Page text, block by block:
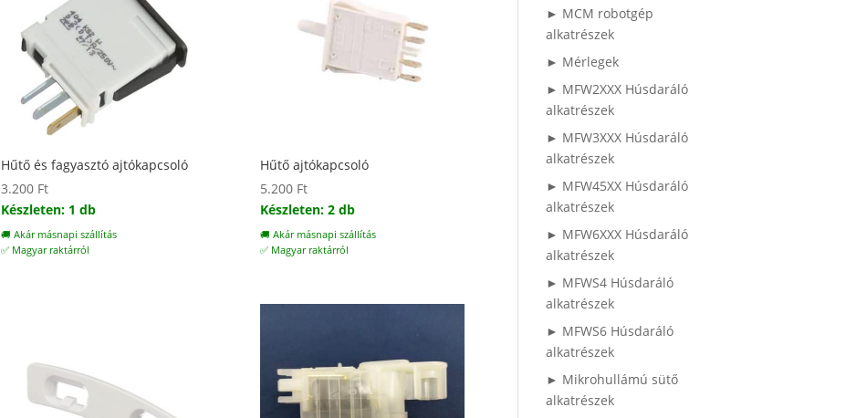
Hűtő és fagyasztó ajtókapcsoló
3.200 Ft
Készleten: 1 db
🚚 Akár másnapi szállítás
✅ Magyar raktárról
Hűtő ajtókapcsoló
5.200 Ft
Készleten: 2 db
🚚 Akár másnapi szállítás
✅ Magyar raktárról
► MCM robotgép
alkatrészek
► Mérlegek
► MFW2XXX Húsdaráló
alkatrészek
► MFW3XXX Húsdaráló
alkatrészek
► MFW45XX Húsdaráló
alkatrészek
► MFW6XXX Húsdaráló
alkatrészek
► MFWS4 Húsdaráló
alkatrészek
► MFWS6 Húsdaráló
alkatrészek
► Mikrohullámú sütő
alkatrészek